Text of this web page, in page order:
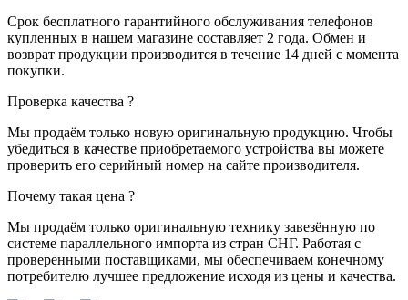
Срок бесплатного гарантийного обслуживания телефонов
купленных в нашем магазине составляет 2 года. Обмен и
возврат продукции производится в течение 14 дней с момента
покупки.
Проверка качества ?
Мы продаём только новую оригинальную продукцию. Чтобы
убедиться в качестве приобретаемого устройства вы можете
проверить его серийный номер на сайте производителя.
Почему такая цена ?
Мы продаём только оригинальную технику завезённую по
системе параллельного импорта из стран СНГ. Работая с
проверенными поставщиками, мы обеспечиваем конечному
потребителю лучшее предложение исходя из цены и качества.